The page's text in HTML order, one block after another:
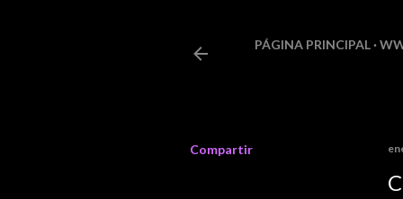
PÁGINA PRINCIPAL
Compartir